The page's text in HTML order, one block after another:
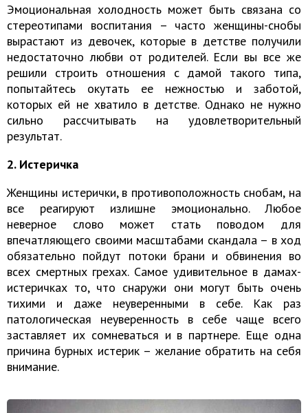
Эмоциональная холодность может быть связана со
стереотипами воспитания – часто женщины-снобы
вырастают из девочек, которые в детстве получили
недостаточно любви от родителей. Если вы все же
решили строить отношения с дамой такого типа,
попытайтесь окутать ее нежностью и заботой,
которых ей не хватило в детстве. Однако не нужно
сильно рассчитывать на удовлетворительный
результат.
2. Истеричка
Женщины истерички, в противоположность снобам, на
все реагируют излишне эмоционально. Любое
неверное слово может стать поводом для
впечатляющего своими масштабами скандала – в ход
обязательно пойдут потоки брани и обвинения во
всех смертных грехах. Самое удивительное в дамах-
истеричках то, что снаружи они могут быть очень
тихими и даже неуверенными в себе. Как раз
патологическая неуверенность в себе чаще всего
заставляет их сомневаться и в партнере. Еще одна
причина бурных истерик – желание обратить на себя
внимание.